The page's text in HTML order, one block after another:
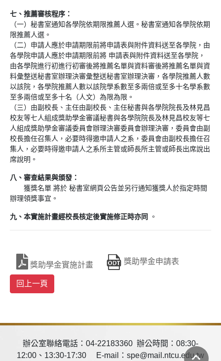
七、推薦審核程序：
（一）秘書室通知各學院依期限推薦人選。秘書室通知各學院依期
限推薦人選。
（二）申請人應於申請期限前將申請表與附件資料送至各學院，由
各學院申請人應於申請期限前將 申請表與附件資料送至各學院，
由各學院進行初進行初審後將推薦名單與資料審後將推薦名單與資
料彙整送秘書室辦理決審彙整送秘書室辦理決審，各學院推薦人數
以該院，各學院推薦人數以該院學系數至多兩倍或至多十名學系數
至多兩倍或至多十名（人文）為限為限。
（三）由副校長、主任由副校長、主任秘書與各學院院長及林見昌
校友等七人組成獎助學金審議秘書與各學院院長及林見昌校友等七
人組成獎助學金審議委員會辦理決審委員會辦理決審，委員會由副
校長擔任召集人，必要時得邀申請人之系，委員會由副校長擔任召
集人，必要時得邀申請人之系所主管或師長所主管或師長出席說出
席說明。
八、審查結果與頒發：
獲獎名單 將於 秘書室網頁公告並另行通知獲獎人於指定時間
辦理領獎事宜。
九、本實施計畫經校長核定後實施修正時亦同 。
獎助學金實施計畫 獎助學金申請表
辦公室聯絡電話：04-22183360 辦公時間：08:30-
12:00、13:30-17:30 E-mail：spe@mail.ntcu.edu.tw